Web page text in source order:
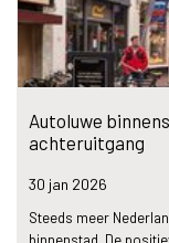
Autoluwe
achteruitgang
30 jan 2026
Steeds meer